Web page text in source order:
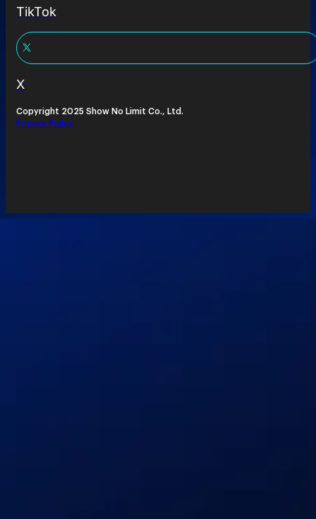
TikTok
X
Copyright 2025 Show No Limit Co., Ltd.
Privacy Policy